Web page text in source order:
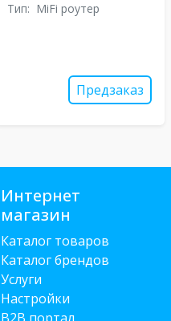
Тип: MiFi роутер
Предзаказ
Интернет
магазин
Каталог товаров
Каталог брендов
Услуги
Настройки